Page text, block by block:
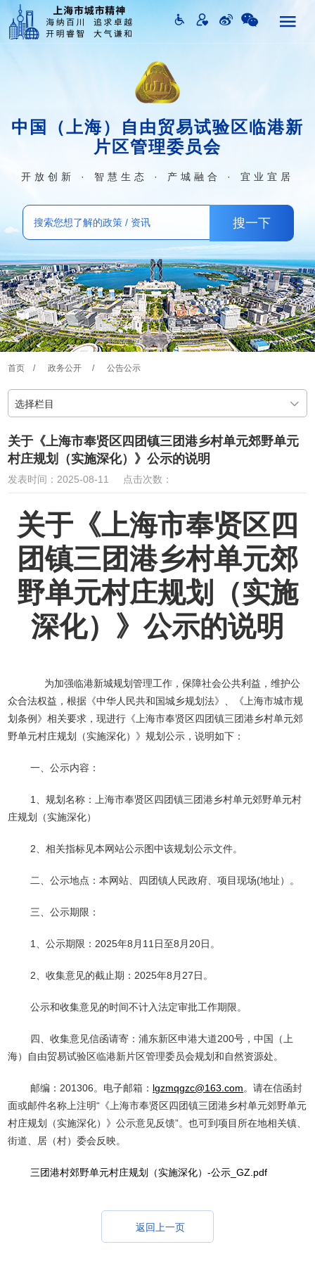
中国（上海）自由贸易试验区临港新
片区管理委员会
开放创新 · 智慧生态 · 产城融合 · 宜业宜居
首页 / 政务公开 / 公告公示
选择栏目
关于《上海市奉贤区四团镇三团港乡村单元郊野单元
村庄规划（实施深化）》公示的说明
发表时间：2025-08-11 点击次数：
关于《上海市奉贤区四
团镇三团港乡村单元郊
野单元村庄规划（实施
深化）》公示的说明
为加强临港新城规划管理工作，保障社会公共利益，维护公
众合法权益，根据《中华人民共和国城乡规划法》、《上海市城市规
划条例》相关要求，现进行《上海市奉贤区四团镇三团港乡村单元郊
野单元村庄规划（实施深化）》规划公示，说明如下：
一、公示内容：
1、规划名称：上海市奉贤区四团镇三团港乡村单元郊野单元村
庄规划（实施深化）
2、相关指标见本网站公示图中该规划公示文件。
二、公示地点：本网站、四团镇人民政府、项目现场(地址）。
三、公示期限：
1、公示期限：2025年8月11日至8月20日。
2、收集意见的截止期：2025年8月27日。
公示和收集意见的时间不计入法定审批工作期限。
四、收集意见信函请寄：浦东新区申港大道200号，中国（上
海）自由贸易试验区临港新片区管理委员会规划和自然资源处。
邮编：201306。电子邮箱： lgzmqgzc@163.com。请在信函封
面或邮件名称上注明“《上海市奉贤区四团镇三团港乡村单元郊野单元
村庄规划（实施深化）》公示意见反馈”。也可到项目所在地相关镇、
街道、居（村）委会反映。
三团港村郊野单元村庄规划（实施深化）-公示_GZ.pdf
返回上一页